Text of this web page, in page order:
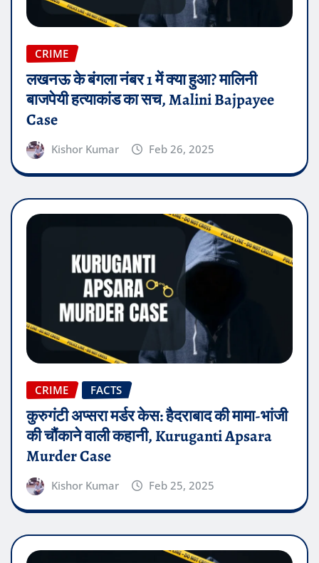
CRIME
लखनऊ के बंगला नंबर 1 में क्या हुआ? मालिनी
बाजपेयी हत्याकांड का सच, Malini Bajpayee
Case
Kishor Kumar Feb 26, 2025
CRIME FACTS
कुरुगंटी अप्सरा मर्डर केस: हैदराबाद की मामा-भांजी
की चौंकाने वाली कहानी, Kuruganti Apsara
Murder Case
Kishor Kumar Feb 25, 2025